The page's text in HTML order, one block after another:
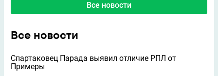
Все новости
Все новости
Спартаковец Парада выявил отличие РПЛ от
Примеры